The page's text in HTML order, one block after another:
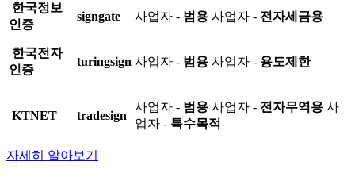
한국정보
인증
signgate 사업자 - 범용 사업자 - 전자세금용
한국전자
인증
turingsign 사업자 - 범용 사업자 - 용도제한
KTNET tradesign
사업자 - 범용 사업자 - 전자무역용 사
업자 - 특수목적
자세히 알아보기